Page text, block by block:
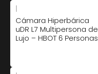
Cámara Hiperbárica
uDR L7 Multipersona de
Lujo – HBOT 6 Personas